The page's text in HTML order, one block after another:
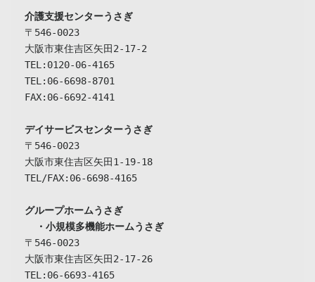
介護支援センターうさぎ
〒546-0023
大阪市東住吉区矢田2-17-2
TEL:0120-06-4165
TEL:06-6698-8701
FAX:06-6692-4141
デイサービスセンターうさぎ
〒546-0023
大阪市東住吉区矢田1-19-18
TEL/FAX:06-6698-4165
グループホームうさぎ
  ・小規模多機能ホームうさぎ
〒546-0023
大阪市東住吉区矢田2-17-26
TEL:06-6693-4165